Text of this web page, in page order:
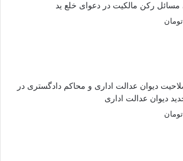
رکن مالکیت در دعوای خلع ید
تومان
دیوان عدالت اداری و محاکم دادگستری در
دیوان عدالت اداری
تومان